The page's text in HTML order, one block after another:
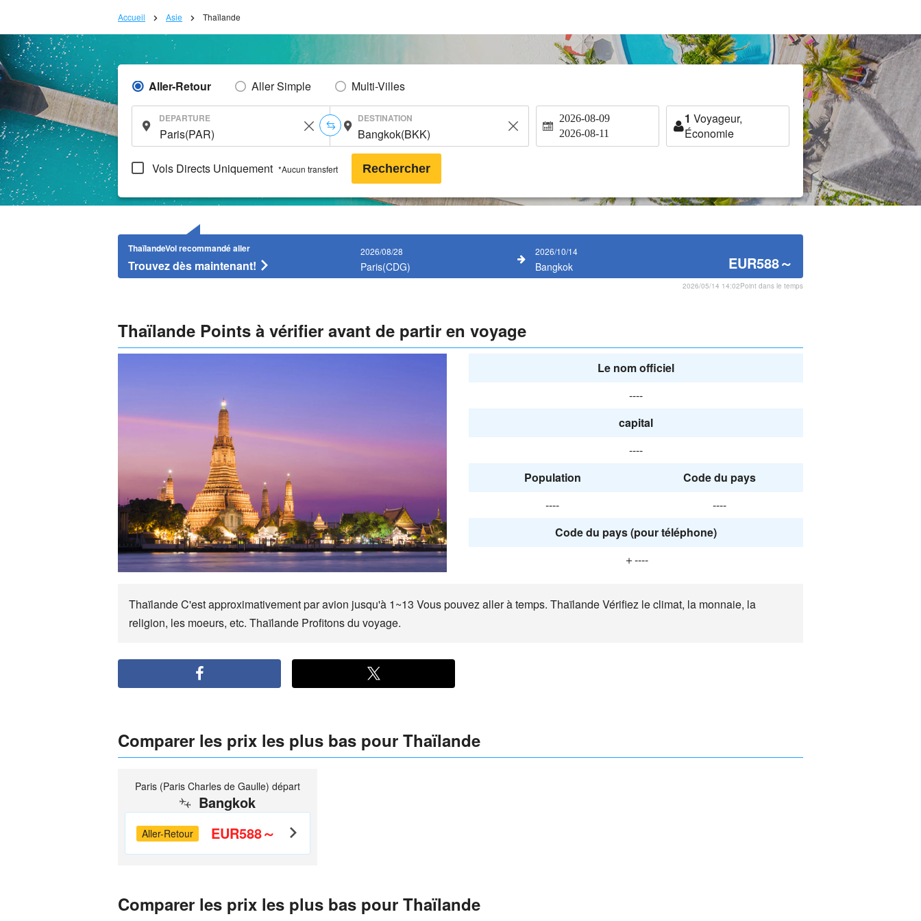
Accueil Asie Thaïlande
Aller-Retour Aller Simple Multi-Villes
DEPARTURE DESTINATION 2026-08-09
2026-08-11
1 Voyageur,
Économie
Vols Directs Uniquement *Aucun transfert Rechercher
ThaïlandeVol recommandé aller
Trouvez dès maintenant!
2026/08/28
Paris(CDG)
2026/10/14
Bangkok EUR588～
2026/05/14 14:02Point dans le temps
Thaïlande Points à vérifier avant de partir en voyage
Le nom officiel
----
capital
----
Population
Code du pays
----
----
Code du pays (pour téléphone)
＋----
Thaïlande C'est approximativement par avion jusqu'à 1~13 Vous pouvez aller à temps. Thaïlande Vérifiez le climat, la monnaie, la
religion, les moeurs, etc. Thaïlande Profitons du voyage.
Comparer les prix les plus bas pour Thaïlande
Paris (Paris Charles de Gaulle) départ
Bangkok
Aller-Retour EUR588～
Comparer les prix les plus bas pour Thaïlande